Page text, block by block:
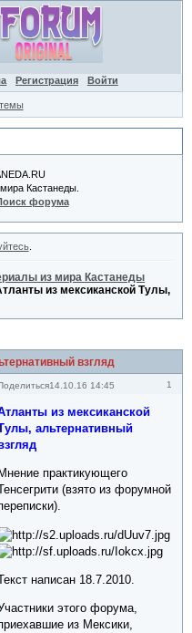
Регистрация Войти
Кастанеды.
форума
.
из мира Кастанеды
из мексиканской Тулы,
взгляд
1
14.10.16 14:45
из мексиканской
альтернативный
Мнение практикующего
(взято из форумной
написан 18.7.2010.
этого форума,
из Мексики,